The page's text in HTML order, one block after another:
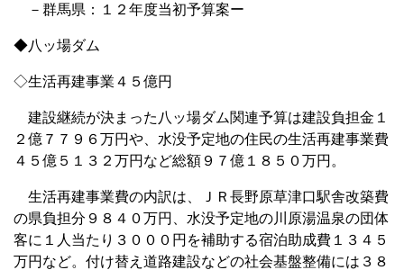
－群馬県：１２年度当初予算案ー
◆八ッ場ダム
◇生活再建事業４５億円
建設継続が決まった八ッ場ダム関連予算は建設負担金１
２億７７９６万円や、水没予定地の住民の生活再建事業費
４５億５１３２万円など総額９７億１８５０万円。
生活再建事業費の内訳は、ＪＲ長野原草津口駅舎改築費
の県負担分９８４０万円、水没予定地の川原湯温泉の団体
客に１人当たり３０００円を補助する宿泊助成費１３４５
万円など。付け替え道路建設などの社会基盤整備には３８